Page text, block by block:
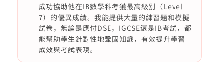
成功協助他在IB數學科考獲最高級別（Level
7）的優異成績。我能提供大量的練習題和模擬
試卷，無論是應付DSE，IGCSE還是IB考試，都
能幫助學生針對性地鞏固知識，有效提升學習
成效與考試表現。